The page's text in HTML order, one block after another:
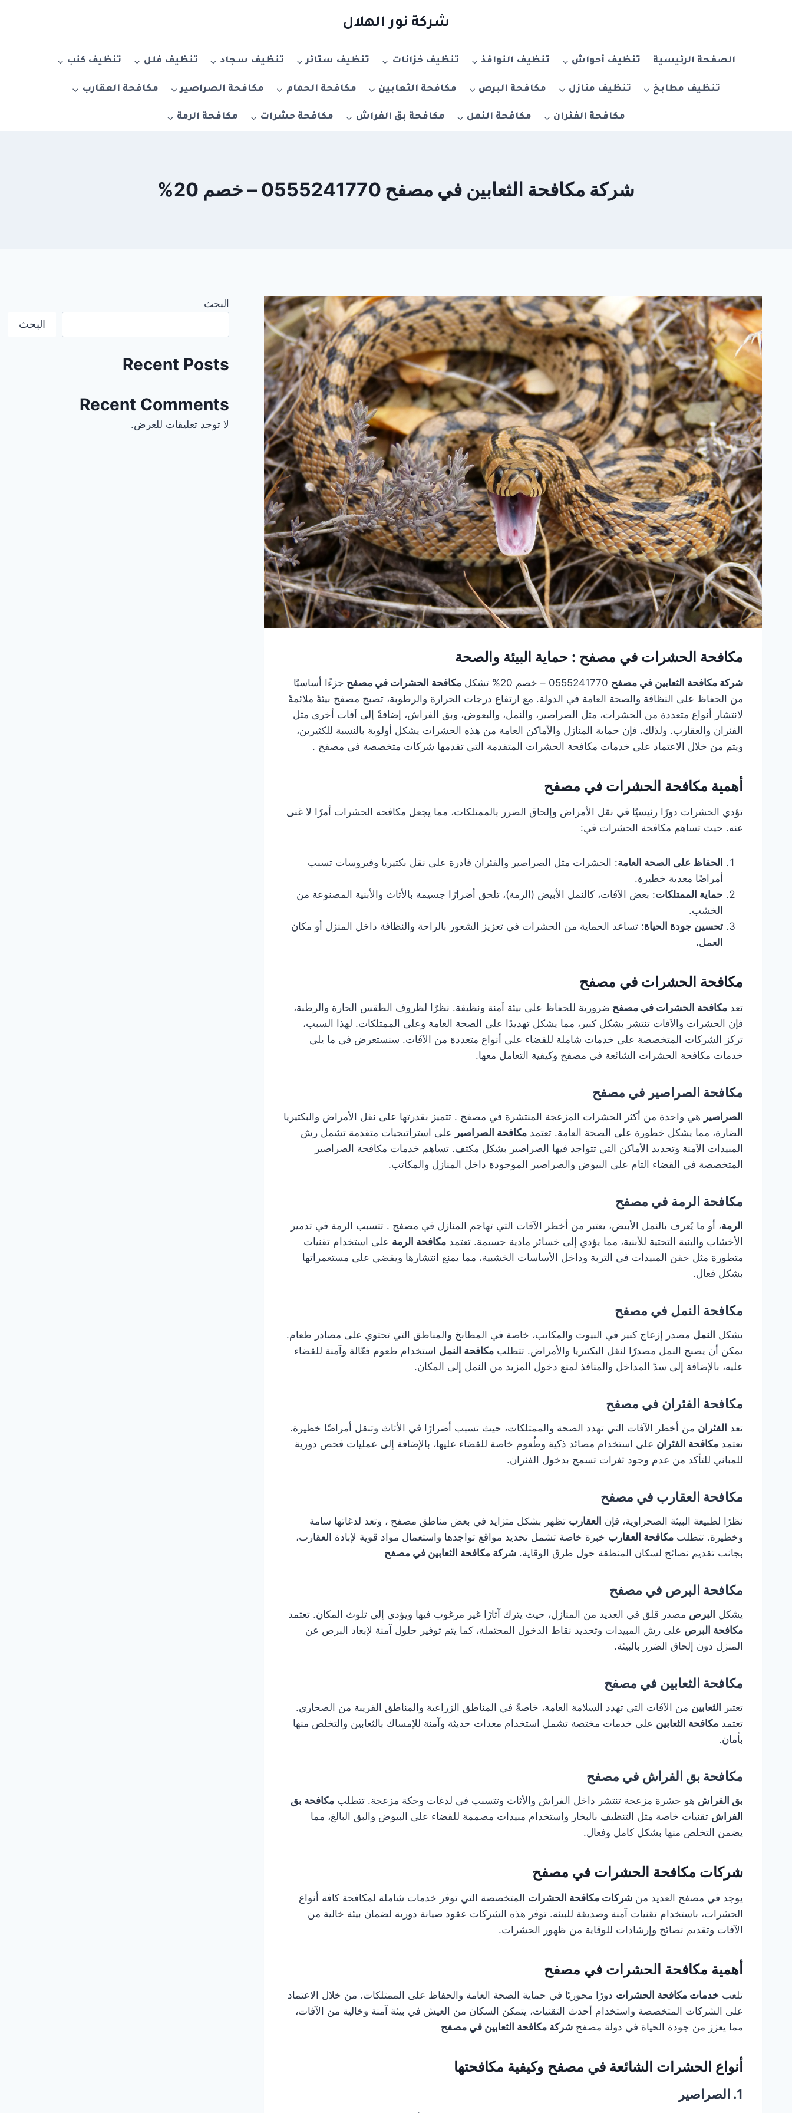
شركة نور الهلال
الصفحة الرئيسية تنظيف أحواش تنظيف النوافذ تنظيف خزانات تنظيف ستائر تنظيف سجاد تنظيف فلل تنظيف كنب
تنظيف مطابخ تنظيف منازل مكافحة البرص مكافحة الثعابين مكافحة الحمام مكافحة الصراصير مكافحة العقارب
مكافحة الفئران مكافحة النمل مكافحة بق الفراش مكافحة حشرات مكافحة الرمة
شركة مكافحة الثعابين في مصفح 0555241770 – خصم 20%
مكافحة الحشرات في مصفح : حماية البيئة والصحة
شركة مكافحة الثعابين في مصفح مكافحة الحشرات في مصفح جزءًا أساسيًا
من الحفاظ على النظافة والصحة العامة في الدولة. مع ارتفاع درجات الحرارة والرطوبة، تصبح مصفح بيئةً ملائمةً
لانتشار أنواع متعددة من الحشرات، مثل الصراصير، والنمل، والبعوض، وبق الفراش، إضافةً إلى آفات أخرى مثل
الفئران والعقارب. ولذلك، فإن حماية المنازل والأماكن العامة من هذه الحشرات يشكل أولوية بالنسبة للكثيرين،
ويتم من خلال الاعتماد على خدمات مكافحة الحشرات المتقدمة التي تقدمها شركات متخصصة في مصفح .
أهمية مكافحة الحشرات في مصفح
تؤدي الحشرات دورًا رئيسيًا في نقل الأمراض وإلحاق الضرر بالممتلكات، مما يجعل مكافحة الحشرات أمرًا لا غنى
عنه. حيث تساهم مكافحة الحشرات في:
الحفاظ على الصحة العامة: الحشرات مثل الصراصير والفئران قادرة على نقل بكتيريا وفيروسات تسبب
أمراضًا معدية خطيرة.
حماية الممتلكات: بعض الآفات، كالنمل الأبيض (الرمة)، تلحق أضرارًا جسيمة بالأثاث والأبنية المصنوعة من
الخشب.
تحسين جودة الحياة: تساعد الحماية من الحشرات في تعزيز الشعور بالراحة والنظافة داخل المنزل أو مكان
العمل.
مكافحة الحشرات في مصفح
تعدمكافحة الحشرات في مصفحضرورية للحفاظ على بيئة آمنة ونظيفة. نظرًا لظروف الطقس الحارة والرطبة،
فإن الحشرات والآفات تنتشر بشكل كبير، مما يشكل تهديدًا على الصحة العامة وعلى الممتلكات. لهذا السبب،
تركز الشركات المتخصصة على خدمات شاملة للقضاء على أنواع متعددة من الآفات. سنستعرض في ما يلي
خدمات مكافحة الحشرات الشائعة في مصفح وكيفية التعامل معها.
مكافحة الصراصير في مصفح
الصراصير هي واحدة من أكثر الحشرات المزعجة المنتشرة في مصفح . تتميز بقدرتها على نقل الأمراض والبكتيريا
الضارة، مما يشكل خطورة على الصحة العامة. تعتمدمكافحة الصراصير على استراتيجيات متقدمة تشمل رش
المبيدات الآمنة وتحديد الأماكن التي تتواجد فيها الصراصير بشكل مكثف. تساهم خدمات مكافحة الصراصير
المتخصصة في القضاء التام على البيوض والصراصير الموجودة داخل المنازل والمكاتب.
مكافحة الرمة في مصفح
الرمة، أو ما يُعرف بالنمل الأبيض، يعتبر من أخطر الآفات التي تهاجم المنازل في مصفح . تتسبب الرمة في تدمير
الأخشاب والبنية التحتية للأبنية، مما يؤدي إلى خسائر مادية جسيمة. تعتمدمكافحة الرمة على استخدام تقنيات
متطورة مثل حقن المبيدات في التربة وداخل الأساسات الخشبية، مما يمنع انتشارها ويقضي على مستعمراتها
بشكل فعال.
مكافحة النمل في مصفح
يشكل النمل مصدر إزعاج كبير في البيوت والمكاتب، خاصة في المطابخ والمناطق التي تحتوي على مصادر طعام.
يمكن أن يصبح النمل مصدرًا لنقل البكتيريا والأمراض. تتطلبمكافحة النمل استخدام طعوم فعّالة وآمنة للقضاء
عليه، بالإضافة إلى سدّ المداخل والمنافذ لمنع دخول المزيد من النمل إلى المكان.
مكافحة الفئران في مصفح
تعد الفئران من أخطر الآفات التي تهدد الصحة والممتلكات، حيث تسبب أضرارًا في الأثاث وتنقل أمراضًا خطيرة.
تعتمدمكافحة الفئران على استخدام مصائد ذكية وطُعوم خاصة للقضاء عليها، بالإضافة إلى عمليات فحص دورية
للمباني للتأكد من عدم وجود ثغرات تسمح بدخول الفئران.
مكافحة العقارب في مصفح
نظرًا لطبيعة البيئة الصحراوية، فإن العقارب تظهر بشكل متزايد في بعض مناطق مصفح ، وتعد لدغاتها سامة
وخطيرة. تتطلبمكافحة العقارب خبرة خاصة تشمل تحديد مواقع تواجدها واستعمال مواد قوية لإبادة العقارب،
بجانب تقديم نصائح لسكان المنطقة حول طرق الوقاية.شركة مكافحة الثعابين في مصفح
مكافحة البرص في مصفح
يشكل البرص مصدر قلق في العديد من المنازل، حيث يترك آثارًا غير مرغوب فيها ويؤدي إلى تلوث المكان. تعتمد
مكافحة البرص على رش المبيدات وتحديد نقاط الدخول المحتملة، كما يتم توفير حلول آمنة لإبعاد البرص عن
المنزل دون إلحاق الضرر بالبيئة.
مكافحة الثعابين في مصفح
تعتبر الثعابين من الآفات التي تهدد السلامة العامة، خاصةً في المناطق الزراعية والمناطق القريبة من الصحاري.
تعتمدمكافحة الثعابين على خدمات مختصة تشمل استخدام معدات حديثة وآمنة للإمساك بالثعابين والتخلص منها
بأمان.
مكافحة بق الفراش في مصفح
بق الفراش هو حشرة مزعجة تنتشر داخل الفراش والأثاث وتتسبب في لدغات وحكة مزعجة. تتطلبمكافحة بق
الفراش تقنيات خاصة مثل التنظيف بالبخار واستخدام مبيدات مصممة للقضاء على البيوض والبق البالغ، مما
يضمن التخلص منها بشكل كامل وفعال.
شركات مكافحة الحشرات في مصفح
يوجد في مصفح العديد منشركات مكافحة الحشرات المتخصصة التي توفر خدمات شاملة لمكافحة كافة أنواع
الحشرات، باستخدام تقنيات آمنة وصديقة للبيئة. توفر هذه الشركات عقود صيانة دورية لضمان بيئة خالية من
الآفات وتقديم نصائح وإرشادات للوقاية من ظهور الحشرات.
أهمية مكافحة الحشرات في مصفح
تلعب خدمات مكافحة الحشرات دورًا محوريًا في حماية الصحة العامة والحفاظ على الممتلكات. من خلال الاعتماد
على الشركات المتخصصة واستخدام أحدث التقنيات، يتمكن السكان من العيش في بيئة آمنة وخالية من الآفات،
مما يعزز من جودة الحياة في دولة مصفحشركة مكافحة الثعابين في مصفح
أنواع الحشرات الشائعة في مصفح وكيفية مكافحتها
1. الصراصير
البحث
البحث
Recent Posts
Recent Comments
لا توجد تعليقات للعرض.